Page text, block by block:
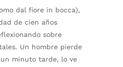
dal fiore in bocca),
de cien años
sobre
Un hombre pierde
minuto tarde, lo ve